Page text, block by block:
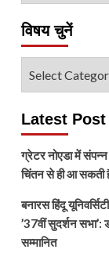
विषय चुनें
Latest Post
ग्रेटर नोएडा में
चिंतन से ही आ सकती है
बनारस हिंदू
’37वीं सुदर्शन सभा’:
सम्मानित